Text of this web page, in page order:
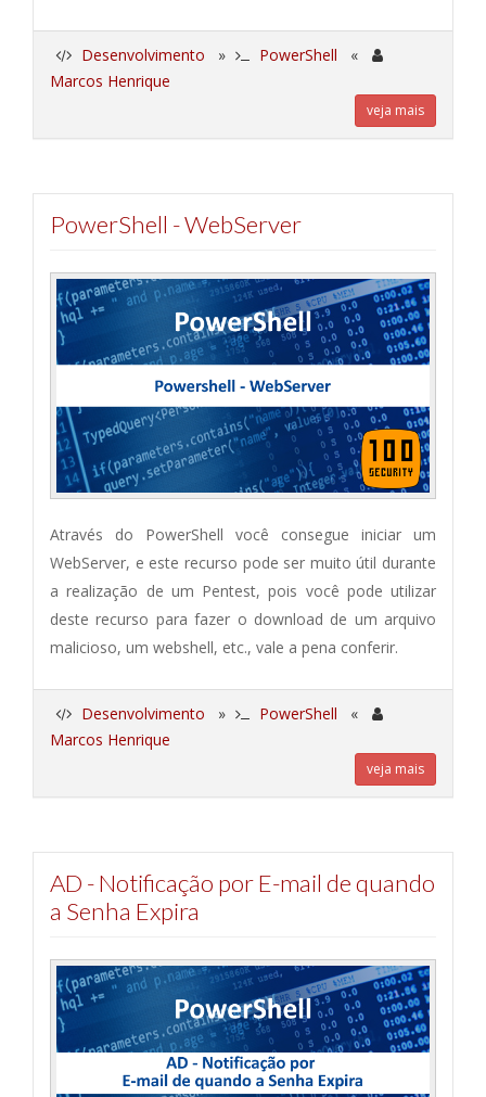
Desenvolvimento » PowerShell «
Marcos Henrique
veja mais
PowerShell - WebServer
Através do PowerShell você consegue iniciar um
WebServer, e este recurso pode ser muito útil durante
a realização de um Pentest, pois você pode utilizar
deste recurso para fazer o download de um arquivo
malicioso, um webshell, etc., vale a pena conferir.
Desenvolvimento » PowerShell «
Marcos Henrique
veja mais
AD - Notificação por E-mail de quando
a Senha Expira